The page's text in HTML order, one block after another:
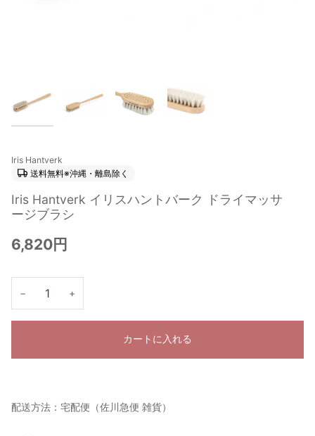
Iris Hantverk
送料無料※沖縄・離島除く
Iris Hantverk イリスハントバーク ドライマッサ
ージブラシ
6,820円
− +
カートに入れる
配送方法：宅配便（佐川急便 雑貨）